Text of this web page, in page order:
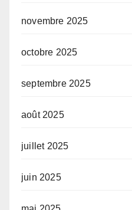
novembre 2025
octobre 2025
septembre 2025
août 2025
juillet 2025
juin 2025